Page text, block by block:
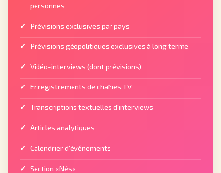
personnes
Prévisions exclusives par pays
Prévisions géopolitiques exclusives à long terme
Vidéo-interviews (dont prévisions)
Enregistrements de chaînes TV
Transcriptions textuelles d'interviews
Articles analytiques
Calendrier d'événements
Section «Nés»